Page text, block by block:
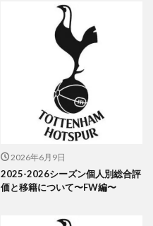
2026年6月9日
2025-2026シーズン個人別総合評
価と移籍について〜FW編〜